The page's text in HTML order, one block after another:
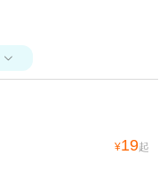

¥19起